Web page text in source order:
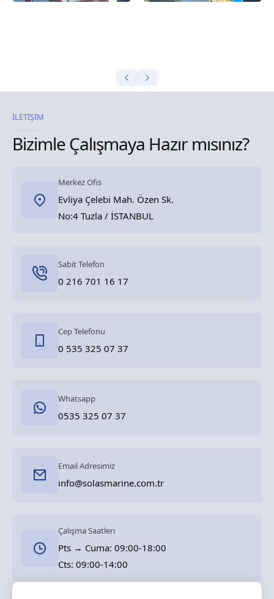
İLETİŞİM
Bizimle Çalışmaya Hazır mısınız?
Merkez Ofis
Evliya Çelebi Mah. Özen Sk.
No:4 Tuzla / İSTANBUL
Sabit Telefon
0 216 701 16 17
Cep Telefonu
0 535 325 07 37
Whatsapp
0535 325 07 37
Email Adresimiz
info@solasmarine.com.tr
Çalışma Saatleri
Pts → Cuma: 09:00-18:00
Cts: 09:00-14:00